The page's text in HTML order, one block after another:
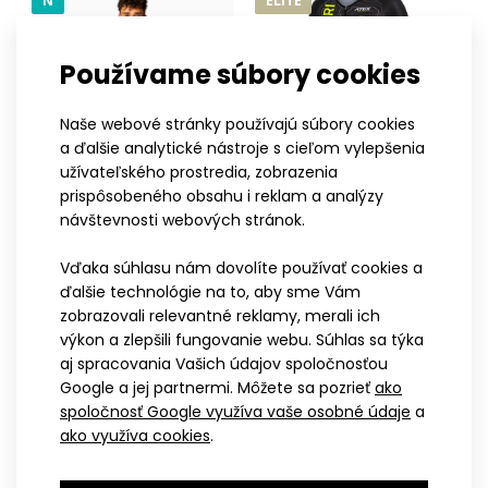
Používame súbory cookies
Naše webové stránky používajú súbory cookies
a ďalšie analytické nástroje s cieľom vylepšenia
užívateľského prostredia, zobrazenia
prispôsobeného obsahu i reklam a analýzy
návštevnosti webových stránok.
Vďaka súhlasu nám dovolíte používať cookies a
ďalšie technológie na to, aby sme Vám
zobrazovali relevantné reklamy, merali ich
výkon a zlepšili fungovanie webu. Súhlas sa týka
aj spracovania Vašich údajov spoločnosťou
Google a jej partnermi. Môžete sa pozrieť ako
spoločnosť Google využíva vaše osobné údaje a
ako využíva cookies.
triatlonová kombinéza WINTERMAN ELITE je určená n..
XS S M L XL XXL
WINTERMAN ELITE
239,90€
XS
WINTERMAN ELITE dámska
208,30€
ELITE ELITE